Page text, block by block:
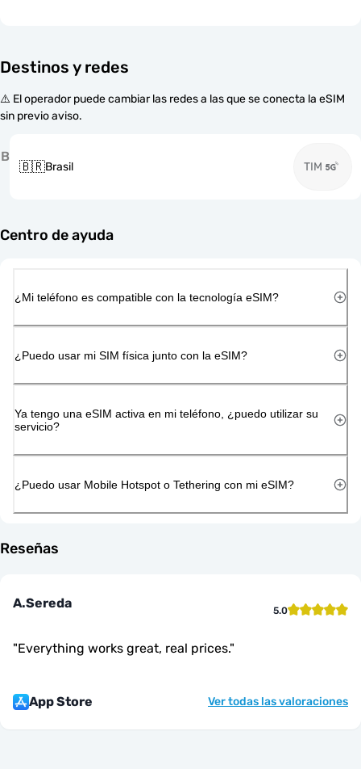
Destinos y redes
⚠️ El operador puede cambiar las redes a las que se conecta la eSIM
sin previo aviso.
B
🇧🇷Brasil TIM
Centro de ayuda
¿Mi teléfono es compatible con la tecnología eSIM?
¿Puedo usar mi SIM física junto con la eSIM?
Ya tengo una eSIM activa en mi teléfono, ¿puedo utilizar su
servicio?
¿Puedo usar Mobile Hotspot o Tethering con mi eSIM?
Reseñas
A.Sereda 5.0
"Everything works great, real prices."
App Store Ver todas las valoraciones